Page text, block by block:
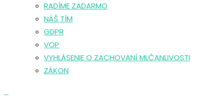
RADÍME ZADARMO
NÁŠ TÍM
GDPR
VOP
VYHLÁSENIE O ZACHOVANÍ MLČANLIVOSTI
ZÁKON